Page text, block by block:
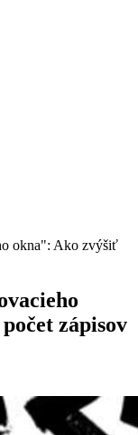
okna": Ako zvýšiť
zápisov